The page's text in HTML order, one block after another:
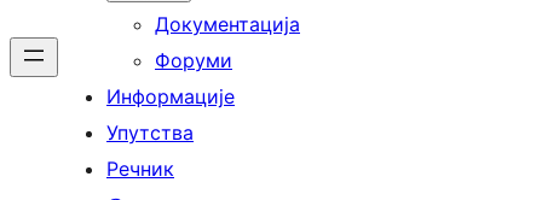
Документација
Форуми
Информације
Упутства
Речник